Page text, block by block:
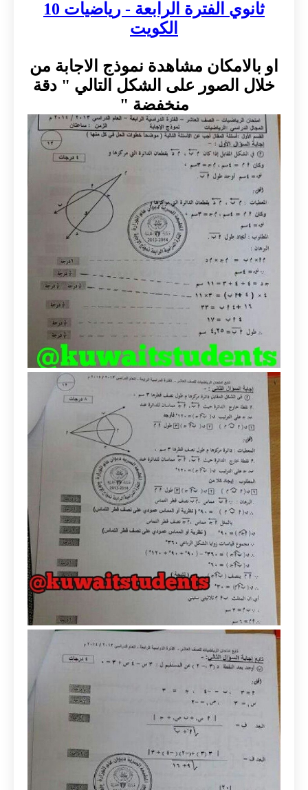
ثانوي الفترة الرابعة - رياضيات 10
الكويت
او بالامكان مشاهدة نموذج الاجابة من
خلال الصور على الشكل التالي " دقة
منخفضة "